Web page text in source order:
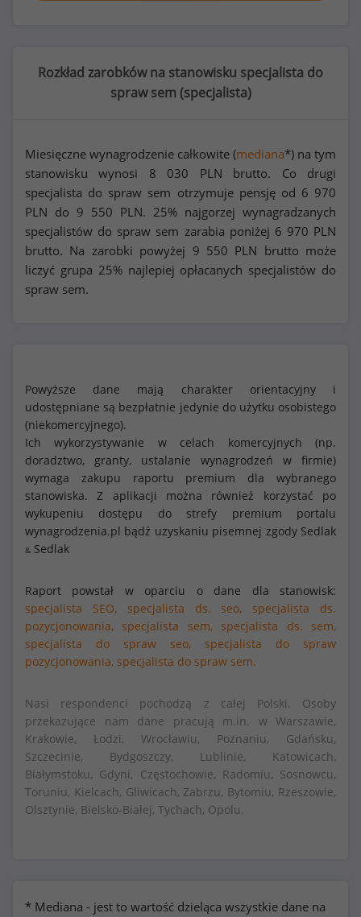
Rozkład zarobków na stanowisku specjalista do
spraw sem (specjalista)
Miesięczne wynagrodzenie całkowite (mediana*) na tym
stanowisku wynosi 8 030 PLN brutto. Co drugi
specjalista do spraw sem otrzymuje pensję od 6 970
PLN do 9 550 PLN. 25% najgorzej wynagradzanych
specjalistów do spraw sem zarabia poniżej 6 970 PLN
brutto. Na zarobki powyżej 9 550 PLN brutto może
liczyć grupa 25% najlepiej opłacanych specjalistów do
spraw sem.
Powyższe dane mają charakter orientacyjny i
udostępniane są bezpłatnie jedynie do użytku osobistego
(niekomercyjnego).
Ich wykorzystywanie w celach komercyjnych (np.
doradztwo, granty, ustalanie wynagrodzeń w firmie)
wymaga zakupu raportu premium dla wybranego
stanowiska. Z aplikacji można również korzystać po
wykupeniu dostępu do strefy premium portalu
wynagrodzenia.pl bądź uzyskaniu pisemnej zgody Sedlak
& Sedlak
Raport powstał w oparciu o dane dla stanowisk:
specjalista SEO,
specjalista ds. seo,
specjalista ds.
pozycjonowania, specjalista sem, specjalista ds. sem,
specjalista do spraw seo,
specjalista do spraw
pozycjonowania, specjalista do spraw sem.
Nasi respondenci pochodzą z całej Polski. Osoby
przekazujące nam dane pracują m.in. w Warszawie,
Krakowie, Łodzi, Wrocławiu, Poznaniu, Gdańsku,
Szczecinie, Bydgoszczy, Lublinie, Katowicach,
Białymstoku, Gdyni, Częstochowie, Radomiu, Sosnowcu,
Toruniu, Kielcach, Gliwicach, Zabrzu, Bytomiu, Rzeszowie,
Olsztynie, Bielsko-Białej, Tychach, Opolu.
* Mediana - jest to wartość dzieląca wszystkie dane na